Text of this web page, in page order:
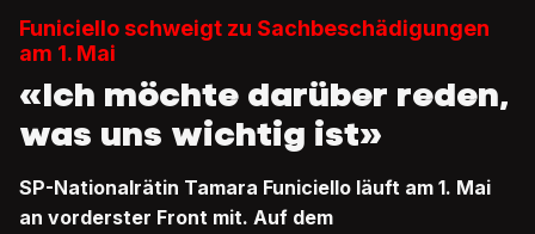
Funiciello schweigt zu Sachbeschädigungen
am 1. Mai
«Ich möchte darüber reden,
was uns wichtig ist»
SP-Nationalrätin Tamara Funiciello läuft am 1. Mai
an vorderster Front mit. Auf dem